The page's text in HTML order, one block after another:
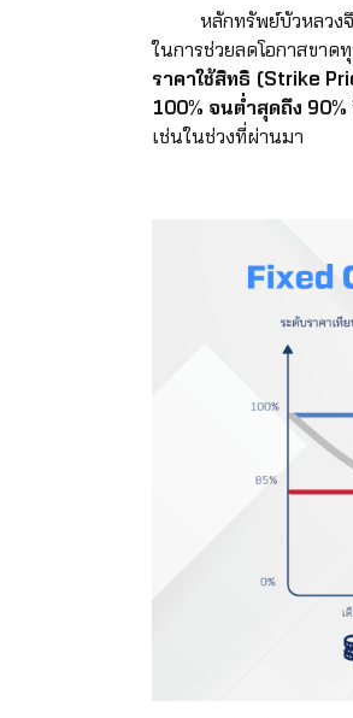
หลักทรัพย์บัวหลวงจึง
ในการช่วยลดโอกาสขา
ราคาใช้สิทธิ (Strike
100% จนต่ำสุดถึง 90%
เช่นในช่วงที่ผ่านมา